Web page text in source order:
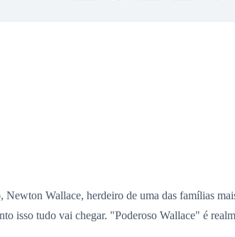
Wallace, herdeiro de uma das famílias
isso tudo vai chegar. "Poderoso Wallace" é